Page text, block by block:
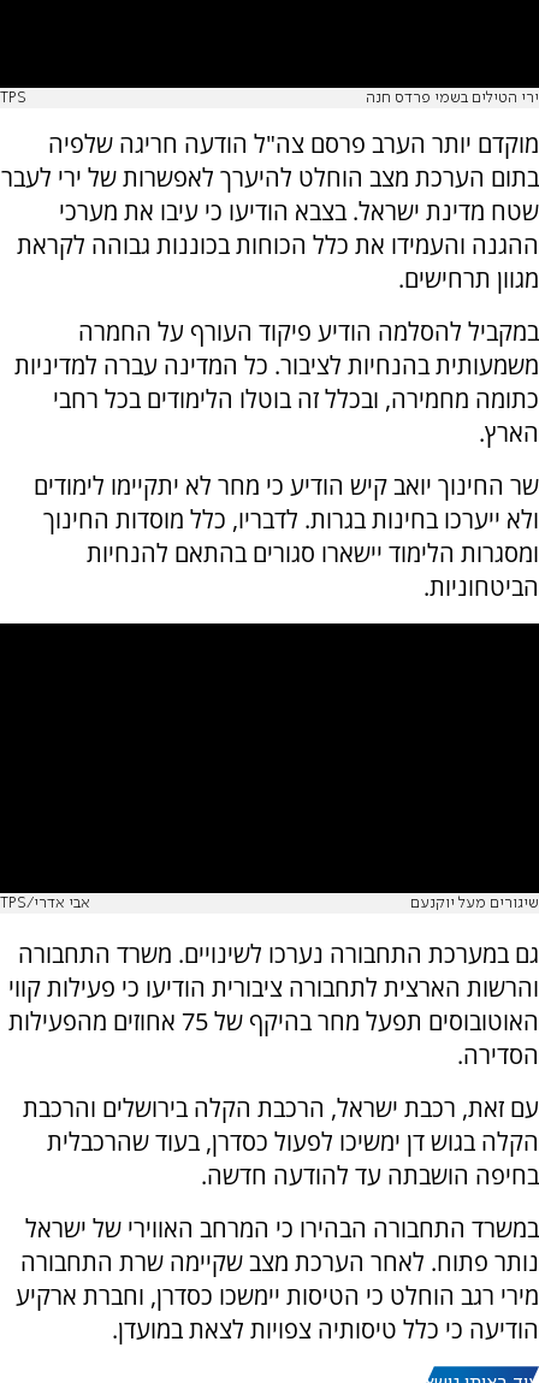
ירי הטילים בשמי פרדס חנה TPS
מוקדם יותר הערב פרסם צה"ל הודעה חריגה שלפיה
בתום הערכת מצב הוחלט להיערך לאפשרות של ירי לעבר
שטח מדינת ישראל. בצבא הודיעו כי עיבו את מערכי
ההגנה והעמידו את כלל הכוחות בכוננות גבוהה לקראת
מגוון תרחישים.
במקביל להסלמה הודיע פיקוד העורף על החמרה
משמעותית בהנחיות לציבור. כל המדינה עברה למדיניות
כתומה מחמירה, ובכלל זה בוטלו הלימודים בכל רחבי
הארץ.
שר החינוך יואב קיש הודיע כי מחר לא יתקיימו לימודים
ולא ייערכו בחינות בגרות. לדבריו, כלל מוסדות החינוך
ומסגרות הלימוד יישארו סגורים בהתאם להנחיות
הביטחוניות.
שיגורים מעל יוקנעם אבי אדרי/TPS
גם במערכת התחבורה נערכו לשינויים. משרד התחבורה
והרשות הארצית לתחבורה ציבורית הודיעו כי פעילות קווי
האוטובוסים תפעל מחר בהיקף של 75 אחוזים מהפעילות
הסדירה.
עם זאת, רכבת ישראל, הרכבת הקלה בירושלים והרכבת
הקלה בגוש דן ימשיכו לפעול כסדרן, בעוד שהרכבלית
בחיפה הושבתה עד להודעה חדשה.
במשרד התחבורה הבהירו כי המרחב האווירי של ישראל
נותר פתוח. לאחר הערכת מצב שקיימה שרת התחבורה
מירי רגב הוחלט כי הטיסות יימשכו כסדרן, וחברת ארקיע
הודיעה כי כלל טיסותיה צפויות לצאת במועדן.